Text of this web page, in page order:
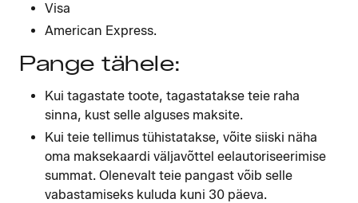
Visa
American Express.
Pange tähele:
Kui tagastate toote, tagastatakse teie raha
sinna, kust selle alguses maksite.
Kui teie tellimus tühistatakse, võite siiski näha
oma maksekaardi väljavõttel eelautoriseerimise
summat. Olenevalt teie pangast võib selle
vabastamiseks kuluda kuni 30 päeva.